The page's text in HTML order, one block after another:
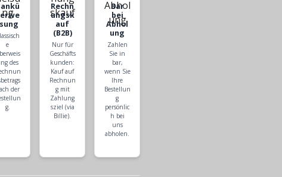
e
des
der
g.
Rechn
ungsk
auf
(B2B)
Nur für
Geschäfts
kunden:
Kauf auf
Rechnun
g mit
Zahlung
sziel (via
Billie).
Bar
bei
Abhol
ung
Zahlen
Sie in
bar,
wenn Sie
Ihre
Bestellun
g
persönlic
h bei
uns
abholen.